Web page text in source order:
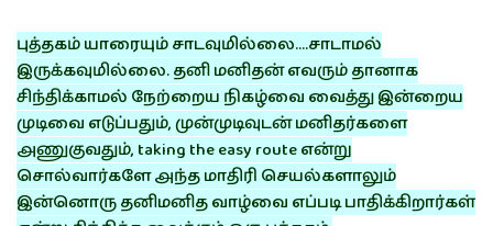
புத்தகம் யாரையும் சாடவுமில்லை….சாடாமல்
இருக்கவுமில்லை. தனி மனிதன் எவரும் தானாக
சிந்திக்காமல் நேற்றைய நிகழ்வை வைத்து இன்றைய
முடிவை எடுப்பதும், முன்முடிவுடன் மனிதர்களை
அணுகுவதும், taking the easy route என்று
சொல்வார்களே அந்த மாதிரி செயல்களாலும்
இன்னொரு தனிமனித வாழ்வை எப்படி பாதிக்கிறார்கள்